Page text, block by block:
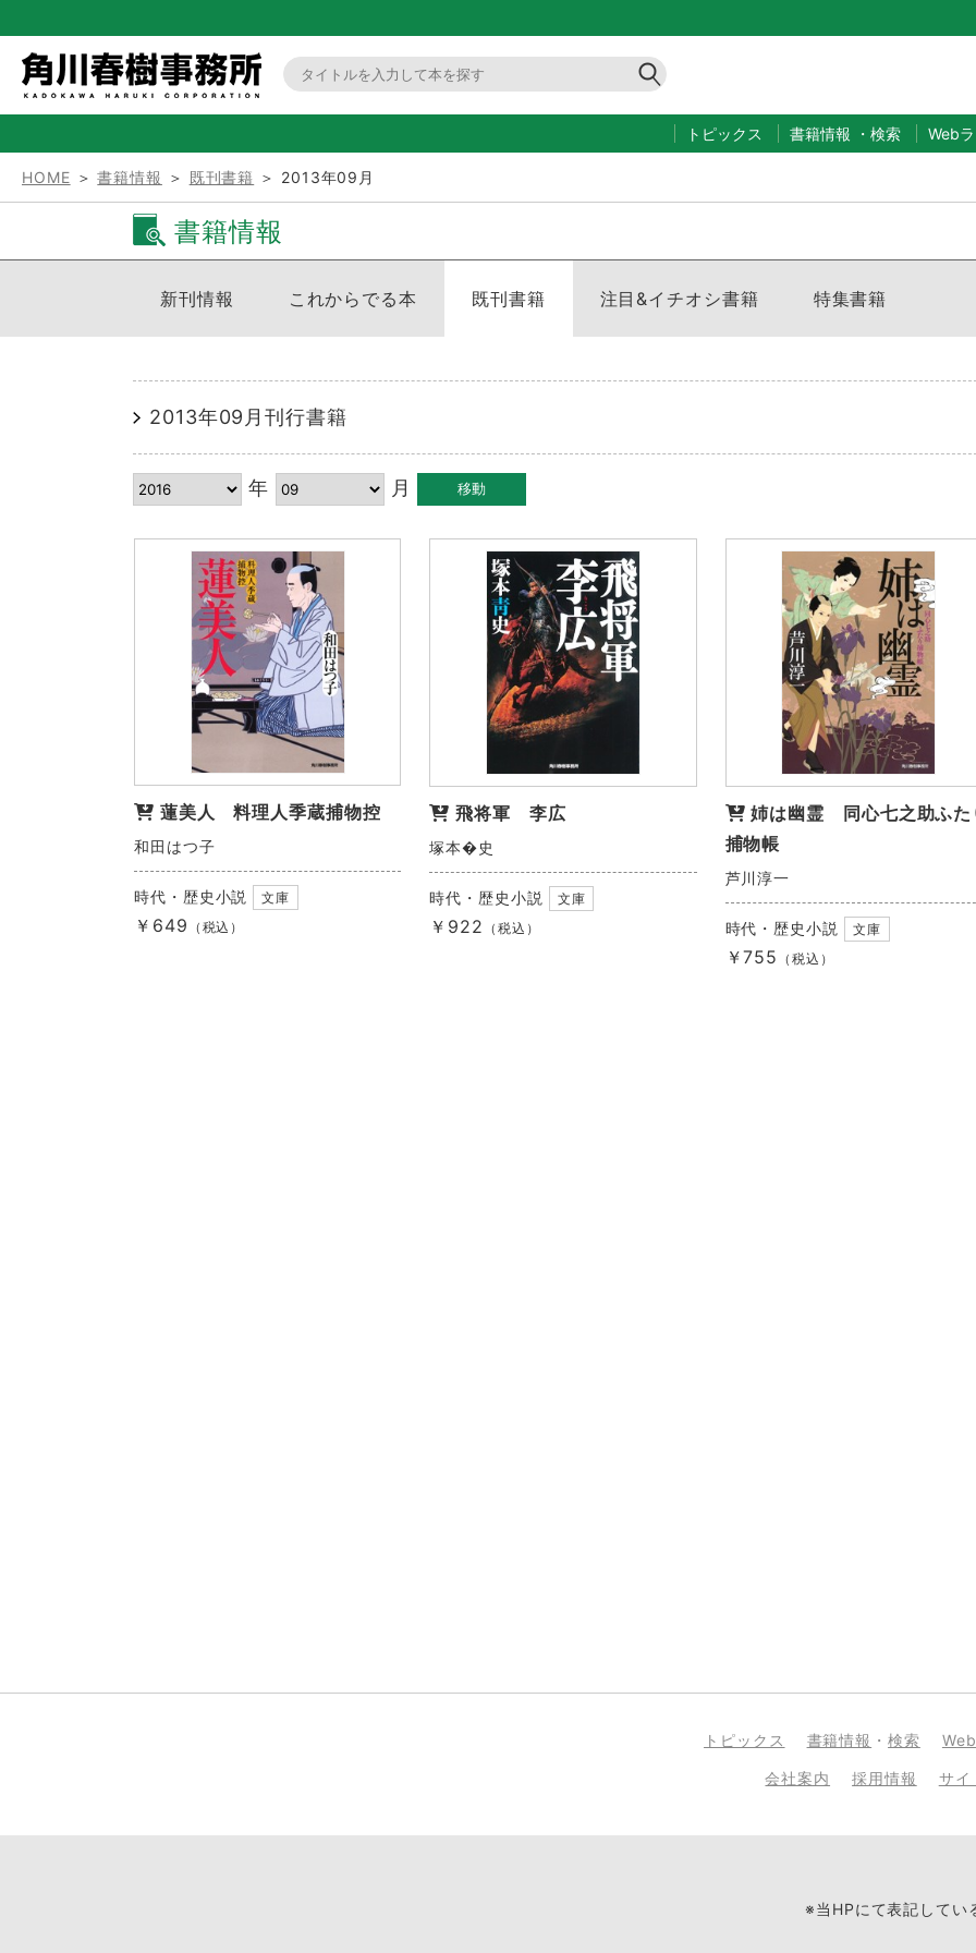
トピックス 書籍情報 ・ 検索 Web
HOME ＞書籍情報 ＞ 既刊書籍 ＞ 2013年09月
書籍情報
新刊情報 これからでる本 既刊書籍 注目&イチオシ書籍 特集書籍
2013年09月刊行書籍
年 月
蓮美人 料理人季蔵捕物控
和田はつ子
時代・歴史小説 文庫
￥649 （税込）
飛将軍 李広
塚本�史
時代・歴史小説 文庫
￥922 （税込）
姉は幽霊 同心七之助ふた
捕物帳
芦川淳一
時代・歴史小説 文庫
￥755 （税込）
トピックス 書籍情報 ・検索
会社案内 採用情報 サイ
※当HPにて表記してい